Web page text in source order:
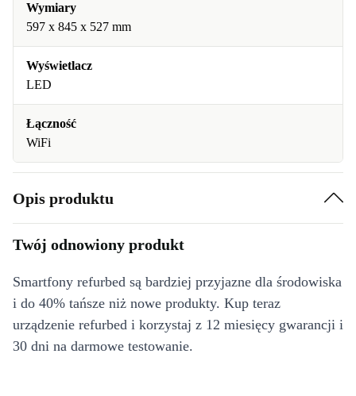
Wymiary
597 x 845 x 527 mm
Wyświetlacz
LED
Łączność
WiFi
Opis produktu
Twój odnowiony produkt
Smartfony refurbed są bardziej przyjazne dla środowiska
i do 40% tańsze niż nowe produkty. Kup teraz
urządzenie refurbed i korzystaj z 12 miesięcy gwarancji i
30 dni na darmowe testowanie.